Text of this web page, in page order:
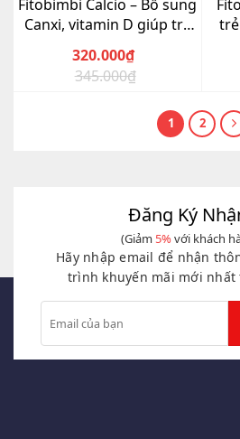
Fitobimbi Calcio – Bổ sung
Canxi, vitamin D giúp trẻ
345.000₫
Giá
320.000₫
Giá
1 2
Đăng Ký
(Giảm 5%với khách
Hãy nhập email để nhận
trình khuyến mãi mới